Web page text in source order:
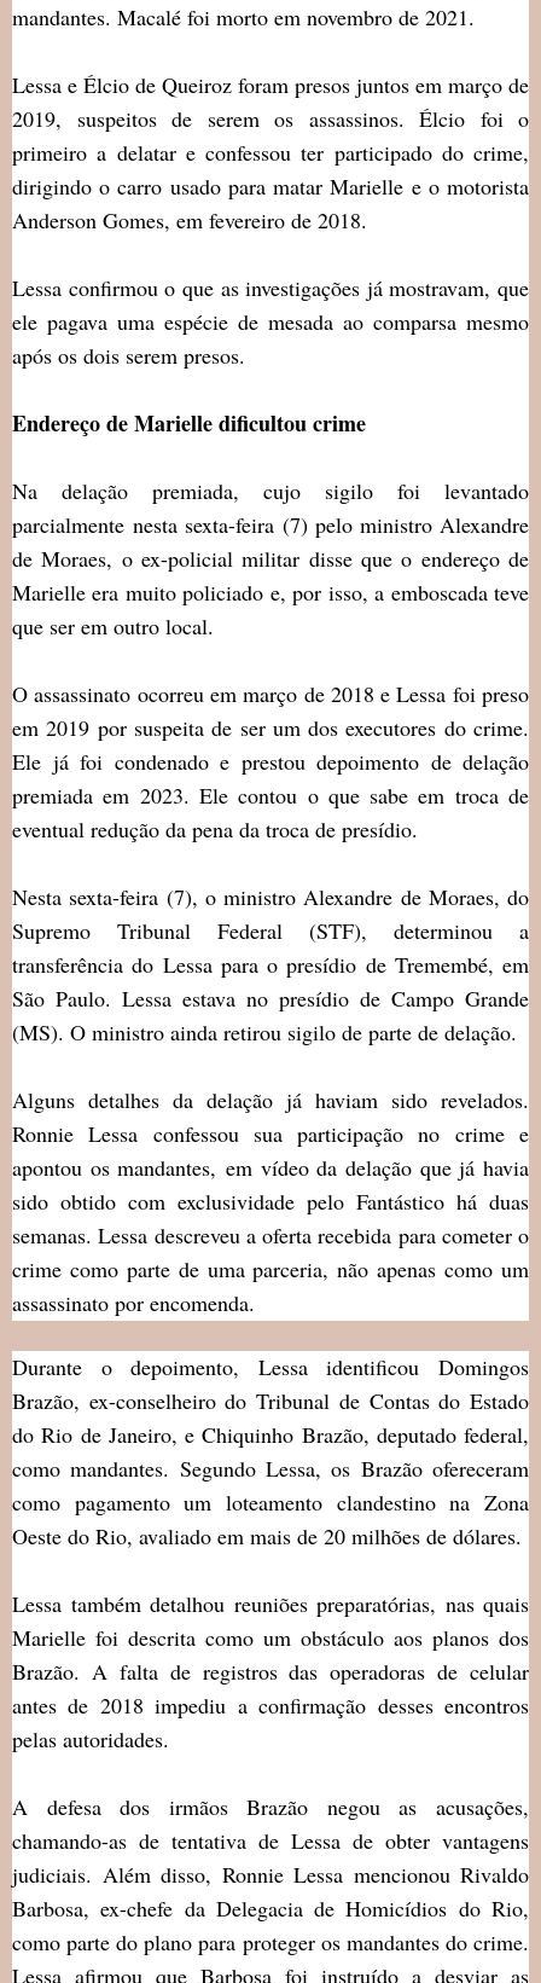
mandantes. Macalé foi morto em novembro de 2021.
Lessa e Élcio de Queiroz foram presos juntos em março de
2019, suspeitos de serem os assassinos. Élcio foi o
primeiro a delatar e confessou ter participado do crime,
dirigindo o carro usado para matar Marielle e o motorista
Anderson Gomes, em fevereiro de 2018.
Lessa confirmou o que as investigações já mostravam, que
ele pagava uma espécie de mesada ao comparsa mesmo
após os dois serem presos.
Endereço de Marielle dificultou crime
Na delação premiada, cujo sigilo foi levantado
parcialmente nesta sexta-feira (7) pelo ministro Alexandre
de Moraes, o ex-policial militar disse que o endereço de
Marielle era muito policiado e, por isso, a emboscada teve
que ser em outro local.
O assassinato ocorreu em março de 2018 e Lessa foi preso
em 2019 por suspeita de ser um dos executores do crime.
Ele já foi condenado e prestou depoimento de delação
premiada em 2023. Ele contou o que sabe em troca de
eventual redução da pena da troca de presídio.
Nesta sexta-feira (7), o ministro Alexandre de Moraes, do
Supremo Tribunal Federal (STF), determinou a
transferência do Lessa para o presídio de Tremembé, em
São Paulo. Lessa estava no presídio de Campo Grande
(MS). O ministro ainda retirou sigilo de parte de delação.
Alguns detalhes da delação já haviam sido revelados.
Ronnie Lessa confessou sua participação no crime e
apontou os mandantes, em vídeo da delação que já havia
sido obtido com exclusividade pelo Fantástico há duas
semanas. Lessa descreveu a oferta recebida para cometer o
crime como parte de uma parceria, não apenas como um
assassinato por encomenda.
Durante o depoimento, Lessa identificou Domingos
Brazão, ex-conselheiro do Tribunal de Contas do Estado
do Rio de Janeiro, e Chiquinho Brazão, deputado federal,
como mandantes. Segundo Lessa, os Brazão ofereceram
como pagamento um loteamento clandestino na Zona
Oeste do Rio, avaliado em mais de 20 milhões de dólares.
Lessa também detalhou reuniões preparatórias, nas quais
Marielle foi descrita como um obstáculo aos planos dos
Brazão. A falta de registros das operadoras de celular
antes de 2018 impediu a confirmação desses encontros
pelas autoridades.
A defesa dos irmãos Brazão negou as acusações,
chamando-as de tentativa de Lessa de obter vantagens
judiciais. Além disso, Ronnie Lessa mencionou Rivaldo
Barbosa, ex-chefe da Delegacia de Homicídios do Rio,
como parte do plano para proteger os mandantes do crime.
Lessa afirmou que Barbosa foi instruído a desviar as